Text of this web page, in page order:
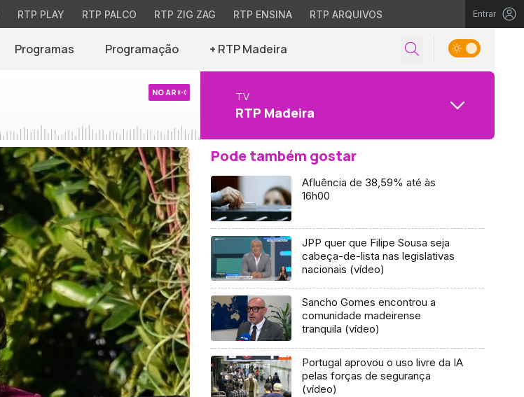
RTP PLAY RTP PALCO RTP ZIG ZAG RTP ENSINA RTP ARQUIVOS Entrar
Programas Programação + RTP Madeira
NO AR TV
RTP Madeira
Pode também gostar
Afluência de 38,59% até às
16h00
JPP quer que Filipe Sousa seja
cabeça-de-lista nas legislativas
nacionais (vídeo)
Sancho Gomes encontrou a
comunidade madeirense
tranquila (vídeo)
Portugal aprovou o uso livre da IA
pelas forças de segurança
(vídeo)